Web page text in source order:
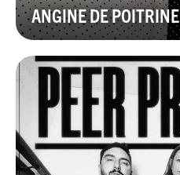
ANGINE DE POITRINE